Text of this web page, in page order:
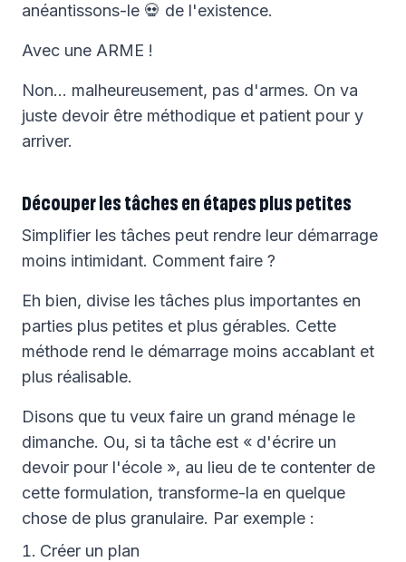
anéantissons-le 💀 de l'existence.
Avec une ARME !
Non… malheureusement, pas d'armes. On va
juste devoir être méthodique et patient pour y
arriver.
Découper les tâches en étapes plus petites
Simplifier les tâches peut rendre leur démarrage
moins intimidant. Comment faire ?
Eh bien, divise les tâches plus importantes en
parties plus petites et plus gérables. Cette
méthode rend le démarrage moins accablant et
plus réalisable.
Disons que tu veux faire un grand ménage le
dimanche. Ou, si ta tâche est « d'écrire un
devoir pour l'école », au lieu de te contenter de
cette formulation, transforme-la en quelque
chose de plus granulaire. Par exemple :
Créer un plan